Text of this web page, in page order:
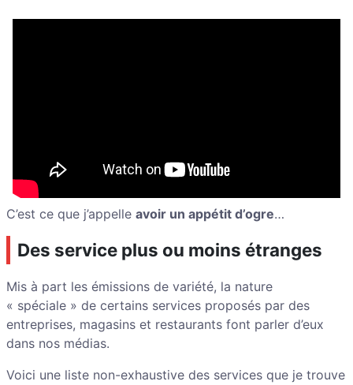
C’est ce que j’appelle avoir un appétit d’ogre…
Des service plus ou moins étranges
Mis à part les émissions de variété, la nature
« spéciale » de certains services proposés par des
entreprises, magasins et restaurants font parler d’eux
dans nos médias.
Voici une liste non-exhaustive des services que je trouve